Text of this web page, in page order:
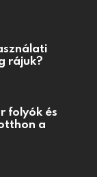
rájuk?
folyók és
a